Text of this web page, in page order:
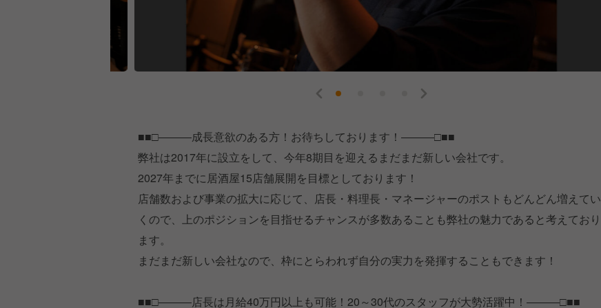
■■□―――成長意欲のある方！お待ちしております！―――□■■
弊社は2017年に設立をして、今年8期目を迎えるまだまだ新しい会社です。
2027年までに居酒屋15店舗展開を目標としております！
店舗数および事業の拡大に応じて、店長・料理長・マネージャーのポストもどんどん増えてい
くので、上のポジションを目指せるチャンスが多数あることも弊社の魅力であると考えており
ます。
まだまだ新しい会社なので、枠にとらわれず自分の実力を発揮することもできます！
■■□―――店長は月給40万円以上も可能！20～30代のスタッフが大勢活躍中！―――□■■